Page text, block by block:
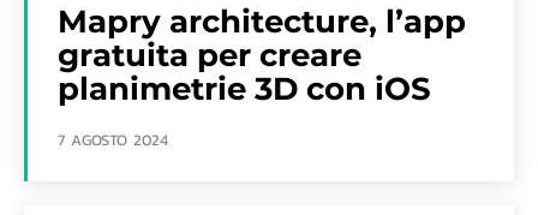
Mapry architecture, l’app
gratuita per creare
planimetrie 3D con iOS
7 AGOSTO 2024